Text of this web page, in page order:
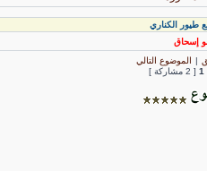
طيور الكناري
إسحاق
| الموضوع التالي
[ 2 مشاركة ]